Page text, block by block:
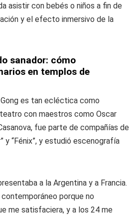
asistir con bebés o niños a fin de
y el efecto inmersivo de la
sanador: cómo
en templos de
es tan ecléctica como
con maestros como Oscar
fue parte de compañías de
y “Fénix”, y estudió escenografía
a la Argentina y a Francia.
porque no
me satisfaciera, y a los 24 me